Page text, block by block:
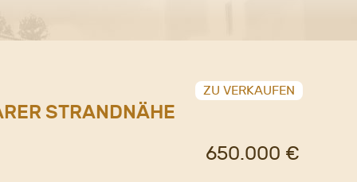
ZU VERKAUFEN
STRANDNÄHE
650.000 €